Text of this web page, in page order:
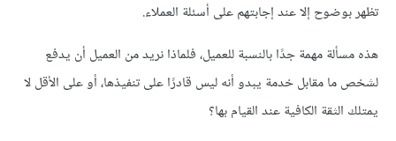
تظهر بوضوح إلا عند إجابتهم على أسئلة العملاء.
هذه مسألة مهمة جدًا بالنسبة للعميل، فلماذا نريد من العميل أن يدفع
لشخص ما مقابل خدمة يبدو أنه ليس قادرًا على تنفيذها، أو على الأقل لا
يمتلك الثقة الكافية عند القيام بها؟